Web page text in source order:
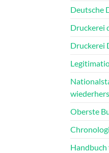
Deutsche
Druckerei
Druckerei
Oberste